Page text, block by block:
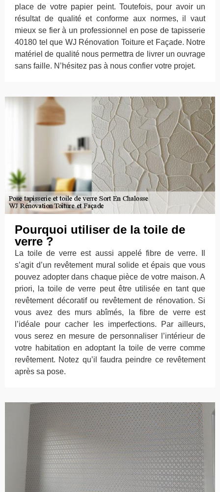
place de votre papier peint. Toutefois, pour avoir un
résultat de qualité et conforme aux normes, il vaut
mieux se fier à un professionnel en pose de tapisserie
40180 tel que WJ Rénovation Toiture et Façade. Notre
matériel de qualité nous permettra de livrer un ouvrage
sans faille. N’hésitez pas à nous confier votre projet.
Pourquoi utiliser de la toile de
verre ?
La toile de verre est aussi appelé fibre de verre. Il
s’agit d’un revêtement mural solide et épais que vous
pouvez adopter dans chaque pièce de votre maison. A
priori, la toile de verre peut être utilisée en tant que
revêtement décoratif ou revêtement de rénovation. Si
vous avez des murs abîmés, la fibre de verre est
l’idéale pour cacher les imperfections. Par ailleurs,
vous serez en mesure de personnaliser l’intérieur de
votre habitation en adoptant la toile de verre comme
revêtement. Notez qu’il faudra peindre ce revêtement
après sa pose.